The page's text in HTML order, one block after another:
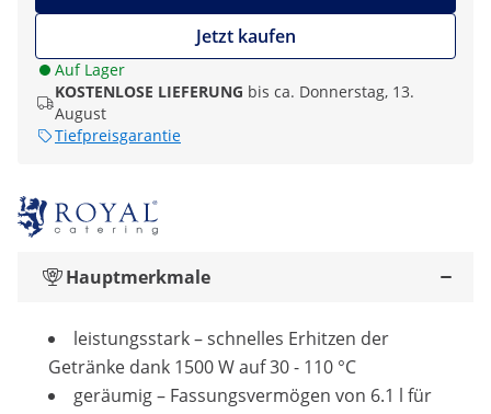
Jetzt kaufen
Auf Lager
KOSTENLOSE LIEFERUNG bis ca. Donnerstag, 13.
August
Tiefpreisgarantie
Hauptmerkmale
leistungsstark – schnelles Erhitzen der
Getränke dank 1500 W auf 30 - 110 °C
geräumig – Fassungsvermögen von 6.1 l für